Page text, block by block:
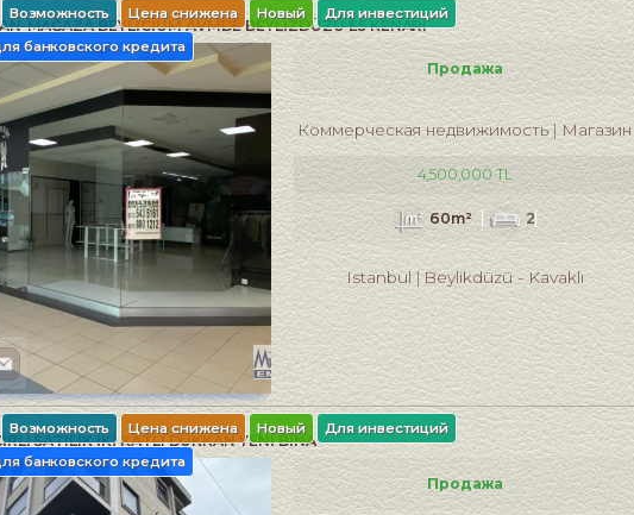
MAĞAZA BEYLİCİUM AVMDE BEYLİZDÜZÜ E5 KENARI
Возможность Цена снижена Новый
Для инвестиций
банковского кредита
Продажа
Коммерческая недвижимость Магазин
4,500,000 TL
60m² 2
Istanbul Beylikdüzü-Kavaklı
SATILIK İKİ KATLI DÜKKAN YENİ BİNA
Возможность Цена снижена Новый
Для инвестиций
банковского кредита
Продажа